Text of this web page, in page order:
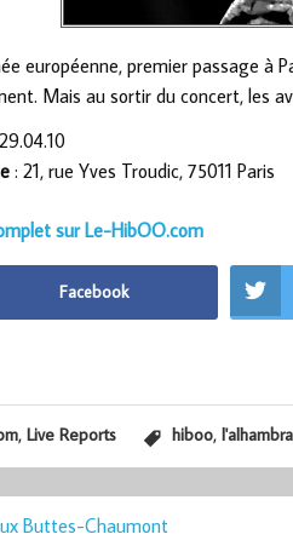
européenne, premier passage à
Mais au sortir du concert, les
: 21, rue Yves Troudic, 75011 Paris
sur Le-HibOO.com
Facebook
, Live Reports hiboo, l'alhambra
Buttes-Chaumont